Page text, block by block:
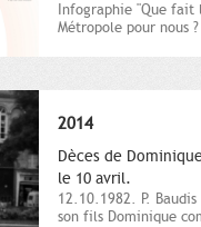
Infographie "Que fait
Métropole pour nous
2014
Dèces de
le 10 avril.
12.10.1982. P.
son fils Dominique